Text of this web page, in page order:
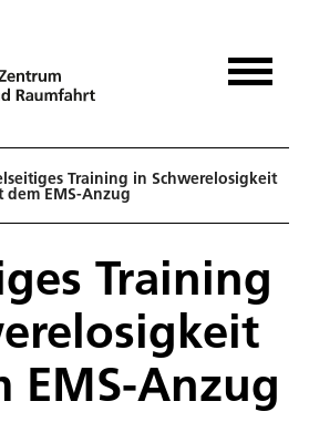
Training in Schwerelosigkeit
dem EMS-Anzug
Training
EMS-Anzug